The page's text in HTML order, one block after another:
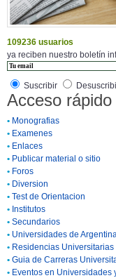
109236 usuarios
ya reciben nuestro boletín
Suscribir
Acceso rápido
• Monografias
• Examenes
• Enlaces
• Publicar material o sitio
• Foros
• Diversion
• Test de Orientacion
• Institutos
• Secundarios
• Universidades de Argentina
• Residencias Universitarias
• Guia de Carreras
• Eventos en Universidades